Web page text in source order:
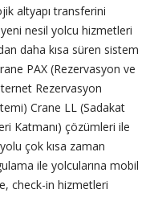
altyapı transferini
nesil yolcu hizmetleri
daha kısa süren sistem
PAX (Rezervasyon ve
Rezervasyon
Crane LL (Sadakat
Katmanı) çözümleri ile
çok kısa zaman
ile yolcularına mobil
check-in hizmetleri